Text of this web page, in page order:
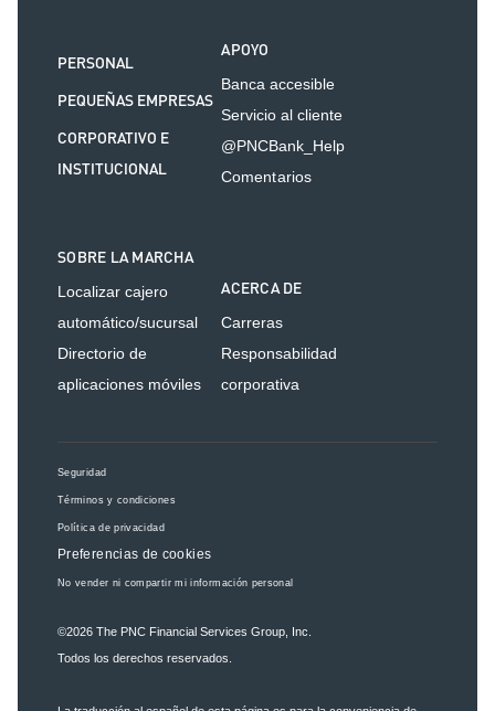
PERSONAL
PEQUEÑAS EMPRESAS
CORPORATIVO E
INSTITUCIONAL
APOYO
Banca accesible
Servicio al cliente
@PNCBank_Help
Comentarios
SOBRE LA MARCHA
Localizar cajero
automático/sucursal
Directorio de
aplicaciones móviles
ACERCA DE
Carreras
Responsabilidad
corporativa
Seguridad
Términos y condiciones
Política de privacidad
Preferencias de cookies
No vender ni compartir mi información personal
©2026 The PNC Financial Services Group, Inc.
Todos los derechos reservados.